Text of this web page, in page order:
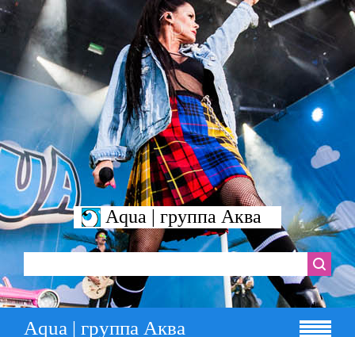
Aqua | группа Аква
Aqua | группа Аква